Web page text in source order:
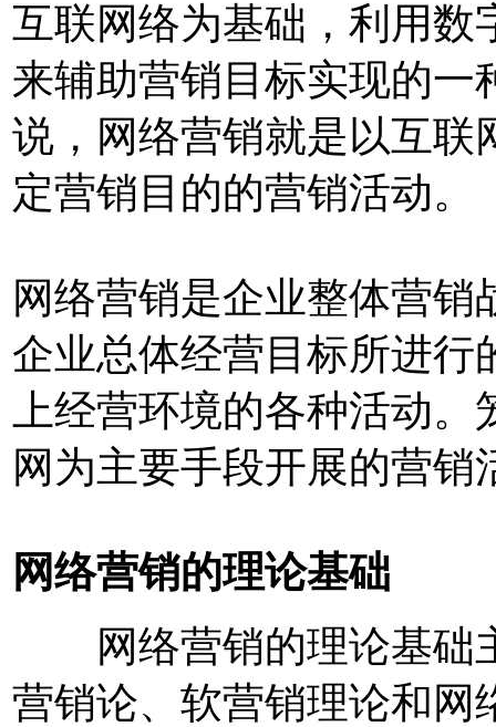
互联网络为基础，利用数
来辅助营销目标实现的一
说，网络营销就是以互联
定营销目的的营销活动。
网络营销是企业整体营
企业总体经营目标所进行
上经营环境的各种活动
网为主要手段开展的营
网络营销的理论基础
网络营销的理论基础
营销论、软营销理论和网